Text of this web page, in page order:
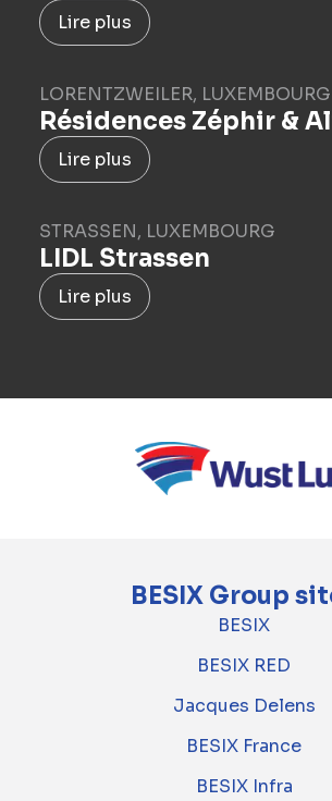
Lire plus
LORENTZWEILER, LUXEMBOURG
Résidences Zéphir &
Lire plus
STRASSEN, LUXEMBOURG
LIDL Strassen
Lire plus
BESIX Group
BESIX
BESIX RED
Jacques Delens
BESIX France
BESIX Infra